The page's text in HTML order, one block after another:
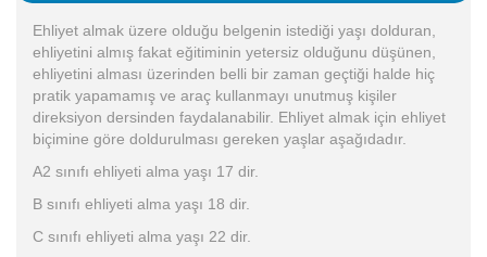
Ehliyet almak üzere olduğu belgenin istediği yaşı dolduran,
ehliyetini almış fakat eğitiminin yetersiz olduğunu düşünen,
ehliyetini alması üzerinden belli bir zaman geçtiği halde hiç
pratik yapamamış ve araç kullanmayı unutmuş kişiler
direksiyon dersinden faydalanabilir. Ehliyet almak için ehliyet
biçimine göre doldurulması gereken yaşlar aşağıdadır.
A2 sınıfı ehliyeti alma yaşı 17 dir.
B sınıfı ehliyeti alma yaşı 18 dir.
C sınıfı ehliyeti alma yaşı 22 dir.